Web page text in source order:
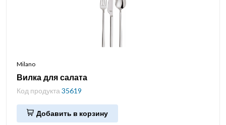
Milano
Вилка для салата
Код продукта 35619
Добавить в корзину